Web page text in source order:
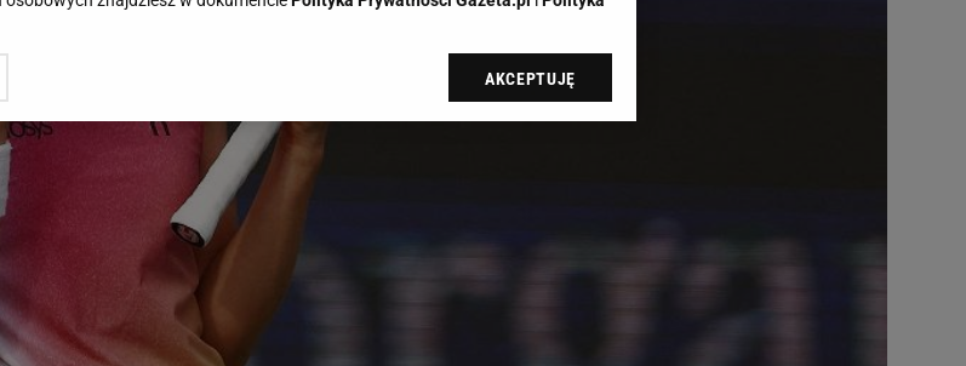
zainstalowanie i przechowywanie plików cookie Gazeta.pl sp. z o.o., jej
urządzeniu końcowym. Możesz w każdej chwili zmienić swoje preferencje
do zarządzania twoimi preferencjami dot. przetwarzania danych poprzez
serwisu i przechodząc do „Ustawień Zaawansowanych”. Zmiana ustawień
ustawień przeglądarki.
przetwarzać dane osobowe w następujących celach:
lub dostęp do nich. Spersonalizowane reklamy i treści, pomiar reklam i treści,
Zaufanych Partnerów
AKCEPTUJĘ